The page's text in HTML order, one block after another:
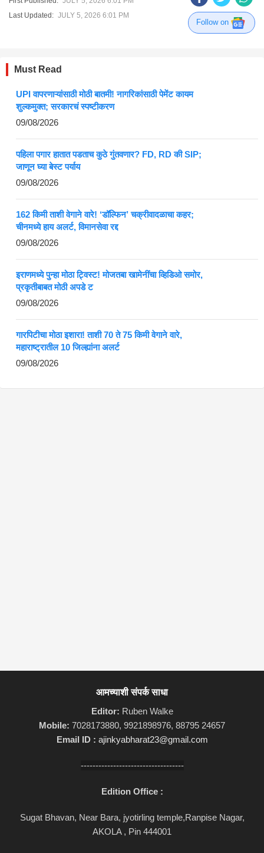
Last Updated: JULY 5, 2026 6:01 PM
Follow on
Must Read
UPI वापरणाऱ्यांसाठी मोठी बातमी! नागरिकांसाठी पेमेंट कायम
शुल्कमुक्त; सरकारचं स्पष्टीकरण
09/08/2026
पहिला पगार हातात पडताच कुठे गुंतवणार? FD, RD की SIP;
जाणून घ्या बेस्ट पर्याय
09/08/2026
162 किमी ताशी वेगाने वारे! ‘डॉल्फिन’ चक्रीवादळाचा कहर;
चीनमध्ये हाय अलर्ट, विमानसेवा रद्द
09/08/2026
इराणमध्ये पुन्हा मोठा ट्विस्ट! मोजतबा खामेनींचा व्हिडिओ समोर,
प्रकृतीबाबत मोठी अपडे ट
09/08/2026
गारपिटीचा मोठा इशारा! ताशी 70 ते 75 किमी वेगाने वारे,
महाराष्ट्रातील 10 जिल्ह्यांना अलर्ट
09/08/2026
आमच्याशी संपर्क साधा
Editor: Ruben Walke
Mobile: 7028173880, 9921898976, 88795 24657
Email ID : ajinkyabharat23@gmail.com
-----------------------------------
Edition Office :
Sugat Bhavan, Near Bara, jyotirling temple,Ranpise Nagar,
AKOLA , Pin 444001